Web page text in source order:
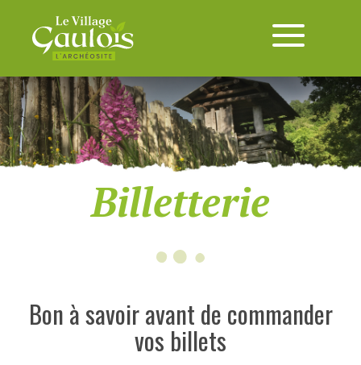
Billetterie